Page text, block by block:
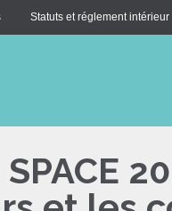
Statuts et réglement intérieur